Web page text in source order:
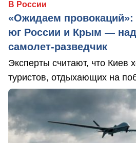
В России
«Ожидаем провокаций»:
юг России и Крым —
самолет-разведчик
Эксперты считают, что Киев
туристов, отдыхающих на